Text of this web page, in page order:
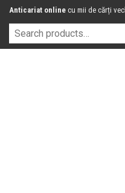
Anticariat online cu mii de cărți